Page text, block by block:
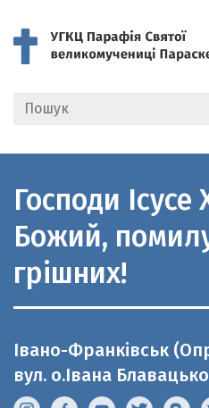
Господи
Божий,
грішних!
Івано-Франківськ
вул. о.Івана